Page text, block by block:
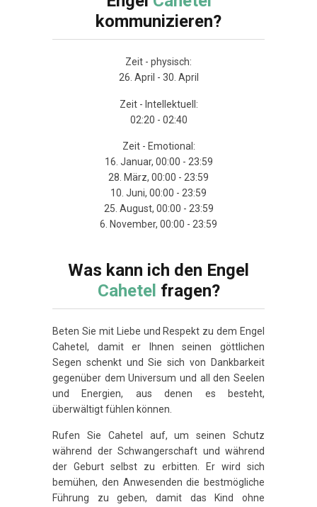
kommunizieren?
Zeit - physisch:
26. April - 30. April
Zeit - Intellektuell:
02:20 - 02:40
Zeit - Emotional:
16. Januar, 00:00 - 23:59
28. März, 00:00 - 23:59
10. Juni, 00:00 - 23:59
25. August, 00:00 - 23:59
6. November, 00:00 - 23:59
Was kann ich den Engel
Cahetel fragen?
Beten Sie mit Liebe und Respekt zu dem Engel
Cahetel, damit er Ihnen seinen göttlichen
Segen schenkt und Sie sich von Dankbarkeit
gegenüber dem Universum und all den Seelen
und Energien, aus denen es besteht,
überwältigt fühlen können.
Rufen Sie Cahetel auf, um seinen Schutz
während der Schwangerschaft und während
der Geburt selbst zu erbitten. Er wird sich
bemühen, den Anwesenden die bestmögliche
Führung zu geben, damit das Kind ohne